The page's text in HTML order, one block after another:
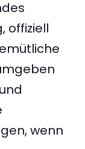
offiziell
und
wenn